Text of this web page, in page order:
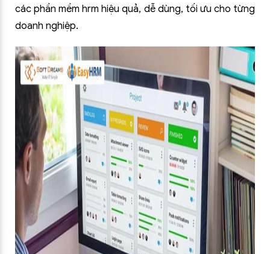
các phần mềm hrm hiệu quả, dễ dùng, tối ưu cho từng
doanh nghiệp.